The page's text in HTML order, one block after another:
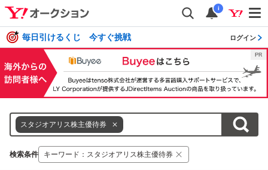
i
毎日引けるくじ 今すぐ挑戦 ログイン
スタジオアリス株主優待券
検索条件 キーワード ： スタジオアリス株主優待券